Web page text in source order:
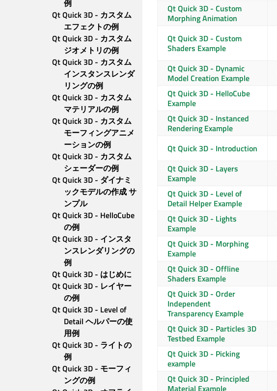
例
Qt Quick 3D - カスタム
エフェクトの例
Qt Quick 3D - カスタム
ジオメトリの例
Qt Quick 3D - カスタム
インスタンスレンダ
リングの例
Qt Quick 3D - カスタム
マテリアルの例
Qt Quick 3D - カスタム
モーフィングアニメ
ーションの例
Qt Quick 3D - カスタム
シェーダーの例
Qt Quick 3D - ダイナミ
ックモデルの作成 サ
ンプル
Qt Quick 3D - HelloCube
の例
Qt Quick 3D - インスタ
ンスレンダリングの
例
Qt Quick 3D - はじめに
Qt Quick 3D - レイヤー
の例
Qt Quick 3D - Level of
Detail ヘルパーの使
用例
Qt Quick 3D - ライトの
例
Qt Quick 3D - モーフィ
ングの例
Qt Quick 3D - Custom
Morphing Animation
Qt Quick 3D - Custom
Shaders Example
Qt Quick 3D - Dynamic
Model Creation Example
Qt Quick 3D - HelloCube
Example
Qt Quick 3D - Instanced
Rendering Example
Qt Quick 3D - Introduction
Qt Quick 3D - Layers
Example
Qt Quick 3D - Level of
Detail Helper Example
Qt Quick 3D - Lights
Example
Qt Quick 3D - Morphing
Example
Qt Quick 3D - Offline
Shaders Example
Qt Quick 3D - Order
Independent
Transparency Example
Qt Quick 3D - Particles 3D
Testbed Example
Qt Quick 3D - Picking
example
Qt Quick 3D - Principled
Material Example